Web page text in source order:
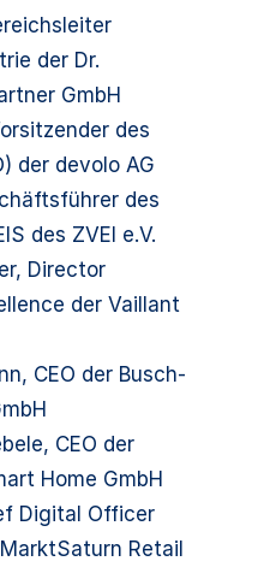
der Dr.
GmbH
des
der devolo AG
des
des ZVEI e.V.
Director
der Vaillant
CEO der Busch-
CEO der
Home GmbH
Digital Officer
Retail